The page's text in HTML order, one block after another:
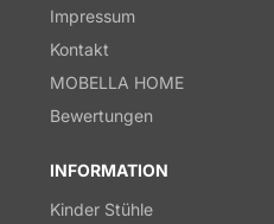
Impressum
Kontakt
MOBELLA HOME
Bewertungen
INFORMATION
Kinder Stühle